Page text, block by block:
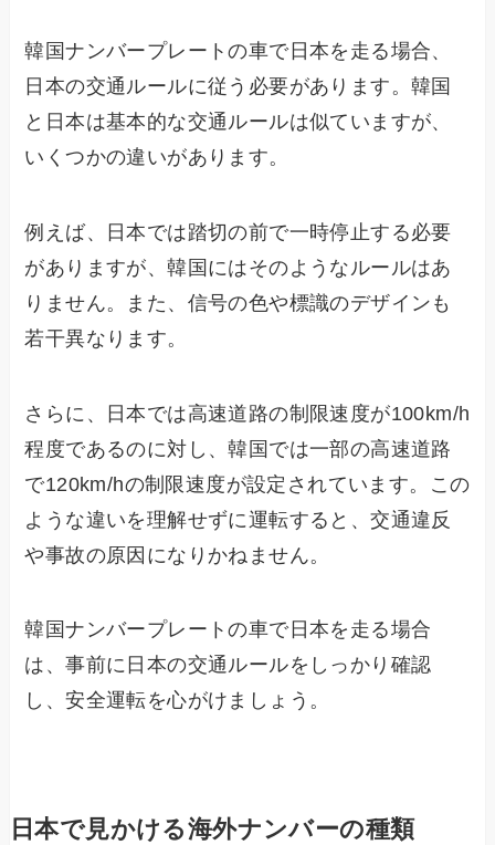
韓国ナンバープレートの車で日本を走る場合、
日本の交通ルールに従う必要があります。韓国
と日本は基本的な交通ルールは似ていますが、
いくつかの違いがあります。
例えば、日本では踏切の前で一時停止する必要
がありますが、韓国にはそのようなルールはあ
りません。また、信号の色や標識のデザインも
若干異なります。
さらに、日本では高速道路の制限速度が100km/h
程度であるのに対し、韓国では一部の高速道路
で120km/hの制限速度が設定されています。この
ような違いを理解せずに運転すると、交通違反
や事故の原因になりかねません。
韓国ナンバープレートの車で日本を走る場合
は、事前に日本の交通ルールをしっかり確認
し、安全運転を心がけましょう。
日本で見かける海外ナンバーの種類